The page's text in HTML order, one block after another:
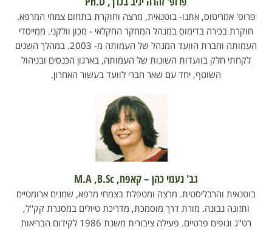
פרופ' אמריטוס, אתנו- בוטנאית, מרצה וחוקרת בתחום צמחי המרפא.
חוקרת בכירה בדימוס במנהל המחקר החקלאי - מכון וולקני. ממייסדי
העמותה וחברת הוועד המנהל של העמותה מ- 2003. במהלך השנים
לקחתי חלק בוועדות השונות של העמותה, בארגון הכנסים ובניהול
השוטף, יחד עם שאר חברי לוועד בעשור האחרון.
גב' נעמי כהן – קאפח, M.A ,B.Sc
בוטנאית והרבליסטית. מרצה ומטפלת בצמחי מרפא, שמנים ארומטיים
ותזונה נבונה. מורת דרך מוסמכת, מדריכת טיולים במסגרת קק"ל,
רט"ג וגופים פרטיים. פעילה ציבורית משנת 1986 לקידום הבריאות